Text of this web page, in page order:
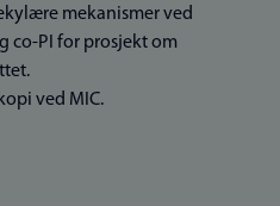
mekanismer ved
co-PI for prosjekt om
ved MIC.